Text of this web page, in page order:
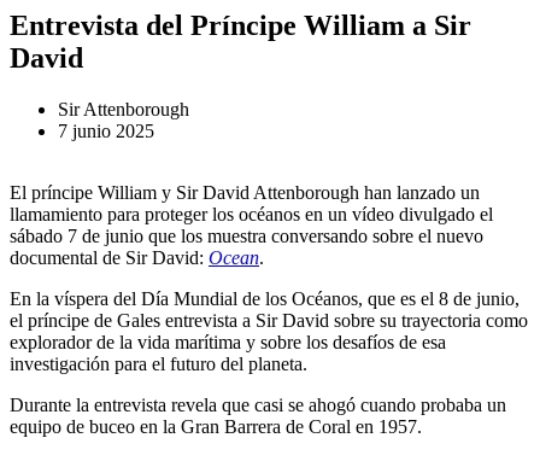
Entrevista del Príncipe William a Sir
David
Sir Attenborough
7 junio 2025
El príncipe William y Sir David Attenborough han lanzado un
llamamiento para proteger los océanos en un vídeo divulgado el
sábado 7 de junio que los muestra conversando sobre el nuevo
documental de Sir David: Ocean.
En la víspera del Día Mundial de los Océanos, que es el 8 de junio,
el príncipe de Gales entrevista a Sir David sobre su trayectoria como
explorador de la vida marítima y sobre los desafíos de esa
investigación para el futuro del planeta.
Durante la entrevista revela que casi se ahogó cuando probaba un
equipo de buceo en la Gran Barrera de Coral en 1957.